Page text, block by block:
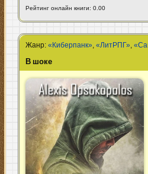
Рейтинг онлайн книги: 0.00
Жанр:«Киберпанк»,«ЛитРПГ»,
В шоке